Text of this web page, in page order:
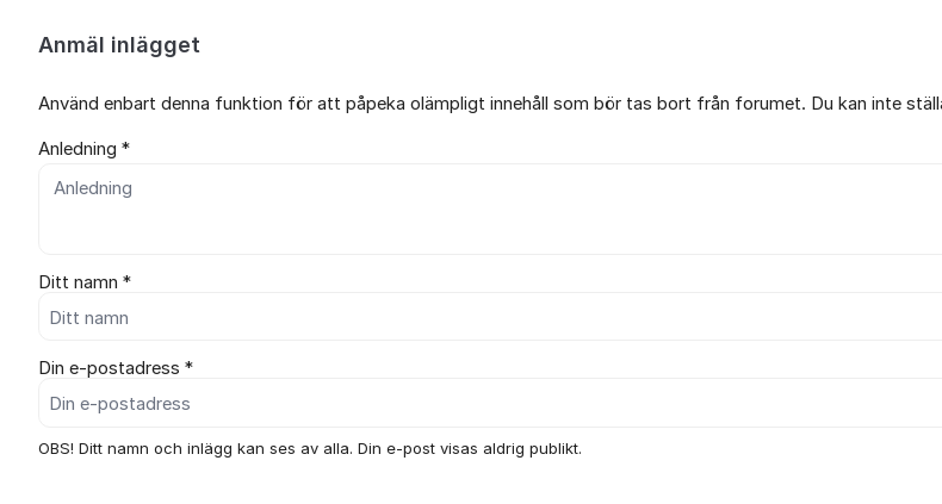
Anmäl inlägget
Använd enbart denna funktion för att påpeka olämpligt innehåll som bör tas bort från forumet. Du kan inte
Anledning *
Ditt namn *
Din e-postadress *
OBS! Ditt namn och inlägg kan ses av alla. Din e-post visas aldrig publikt.